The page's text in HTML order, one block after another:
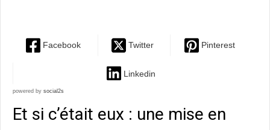
Facebook Twitter Pinterest
Linkedin
powered by social2s
Et si c’était eux : une mise en